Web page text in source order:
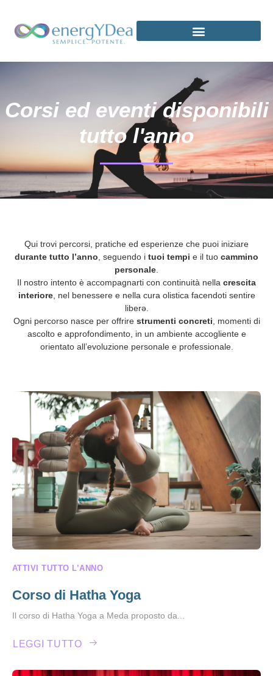
Corsi ed eventi disponibili
tutto l'anno
Qui trovi percorsi, pratiche ed esperienze che puoi iniziare
durante tutto l’anno , seguendo i tuoi tempi e il tuo cammino
personale
Il nostro intento è accompagnarti con continuità nella crescita
interiore, nel benessere e nella cura olistica facendoti sentire
liberə.
Ogni percorso nasce per offrire strumenti concreti , momenti di
ascolto e approfondimento, in un ambiente accogliente e
orientato all’evoluzione personale e professionale.
ATTIVI TUTTO L’ANNO
Corso di Hatha Yoga
Il corso di Hatha Yoga a Meda proposto da...
LEGGI TUTTO